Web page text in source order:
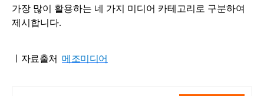
가장 많이 활용하는 네 가지 미디어 카테고리로 구분하여
제시합니다.
ㅣ자료출처 메조미디어